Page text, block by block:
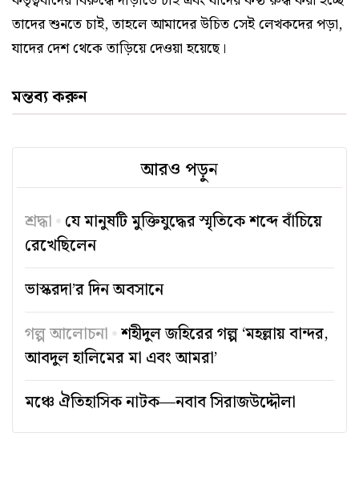
তাদের শুনতে চাই, তাহলে আমাদের উচিত সেই লেখকদের পড়া,
যাদের দেশ থেকে তাড়িয়ে দেওয়া হয়েছে।
মন্তব্য করুন
আরও পড়ুন
শ্রদ্ধা যে মানুষটি মুক্তিযুদ্ধের স্মৃতিকে শব্দে বাঁচিয়ে
রেখেছিলেন
ভাস্করদা’র দিন অবসানে
গল্প আলোচনা শহীদুল জহিরের গল্প ‘মহল্লায় বান্দর,
আবদুল হালিমের মা এবং আমরা’
মঞ্চে ঐতিহাসিক নাটক—নবাব সিরাজউদ্দৌলা